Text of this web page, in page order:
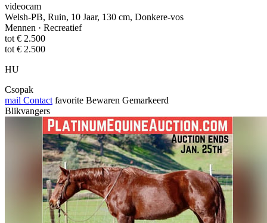
videocam
Welsh-PB, Ruin, 10 Jaar, 130 cm, Donkere-vos
Mennen · Recreatief
tot € 2.500
tot € 2.500
HU
Csopak
mail Contact favorite Bewaren Gemarkeerd
Blikvangers